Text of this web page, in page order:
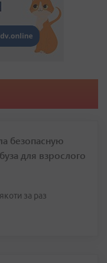
безопасную
для взрослого
за раз